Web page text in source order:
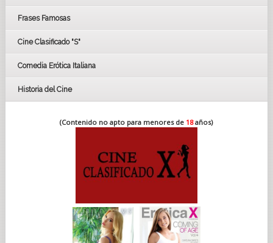
Frases Famosas
Cine Clasificado "S"
Comedia Erótica Italiana
Historia del Cine
(Contenido no apto para menores de 18años)